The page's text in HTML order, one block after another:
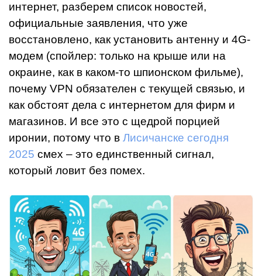
интернет, разберем список новостей,
официальные заявления, что уже
восстановлено, как установить антенну и 4G-
модем (спойлер: только на крыше или на
окраине, как в каком-то шпионском фильме),
почему VPN обязателен с текущей связью, и
как обстоят дела с интернетом для фирм и
магазинов. И все это с щедрой порцией
иронии, потому что в Лисичанске сегодня
2025 смех – это единственный сигнал,
который ловит без помех.